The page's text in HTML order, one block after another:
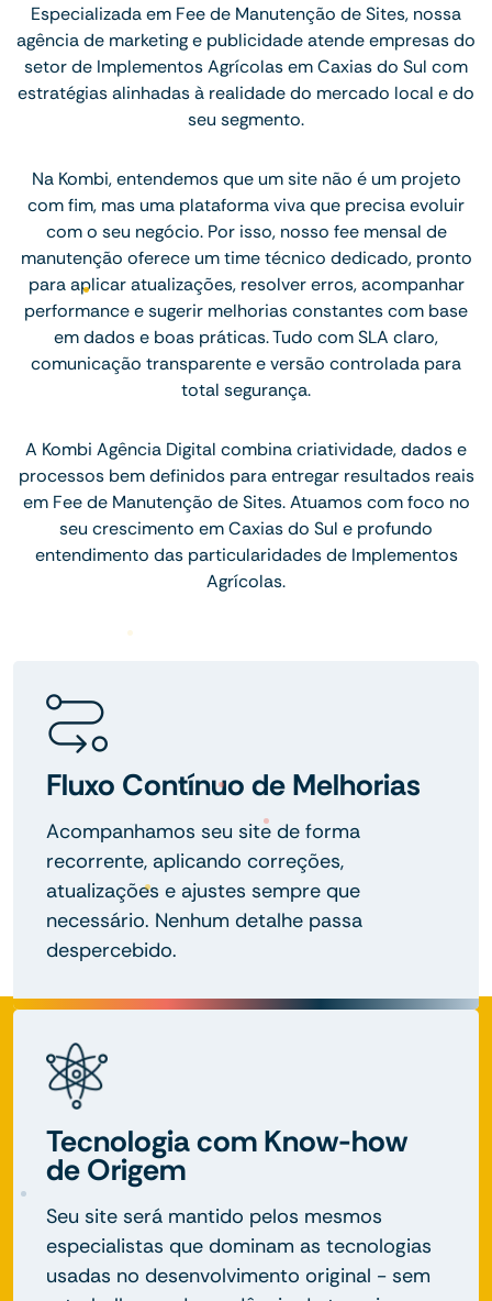
Especializada em Fee de Manutenção de Sites, nossa
agência de marketing e publicidade atende empresas do
setor de Implementos Agrícolas em Caxias do Sul com
estratégias alinhadas à realidade do mercado local e do
seu segmento.
Na Kombi, entendemos que um site não é um projeto
com fim, mas uma plataforma viva que precisa evoluir
com o seu negócio. Por isso, nosso fee mensal de
manutenção oferece um time técnico dedicado, pronto
para aplicar atualizações, resolver erros, acompanhar
performance e sugerir melhorias constantes com base
em dados e boas práticas. Tudo com SLA claro,
comunicação transparente e versão controlada para
total segurança.
A Kombi Agência Digital combina criatividade, dados e
processos bem definidos para entregar resultados reais
em Fee de Manutenção de Sites. Atuamos com foco no
seu crescimento em Caxias do Sul e profundo
entendimento das particularidades de Implementos
Agrícolas.
Fluxo Contínuo de Melhorias
Acompanhamos seu site de forma
recorrente, aplicando correções,
atualizações e ajustes sempre que
necessário. Nenhum detalhe passa
despercebido.
Tecnologia com Know-how
de Origem
Seu site será mantido pelos mesmos
especialistas que dominam as tecnologias
usadas no desenvolvimento original - sem